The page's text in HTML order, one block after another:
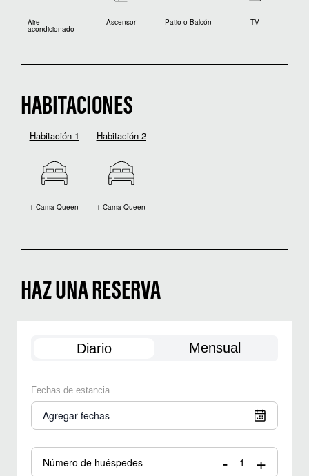
Aire
acondicionado
Ascensor Patio o Balcón TV
HABITACIONES
Habitación 1
1 Cama Queen
Habitación 2
1 Cama Queen
HAZ UNA RESERVA
Diario Mensual
Fechas de estancia
Agregar fechas
Número de huéspedes - +